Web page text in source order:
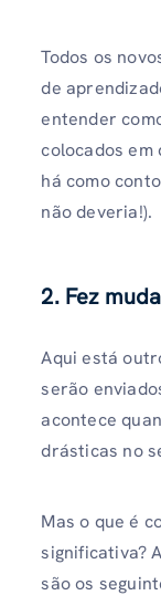
Todos os
de
entender
colocados
há como
não deveria!).
2. Fez
Aqui está
serão
acontece
drásticas no
Mas o que é
significativa?
são os